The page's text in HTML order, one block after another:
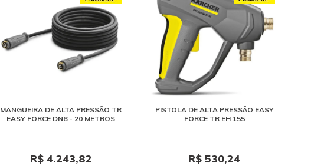
MANGUEIRA DE ALTA PRESSÃO TR
EASY FORCE DN8 - 20 METROS
R$ 4.243,82
PISTOLA DE ALTA PRESSÃO EASY
FORCE TR EH 155
R$ 530,24